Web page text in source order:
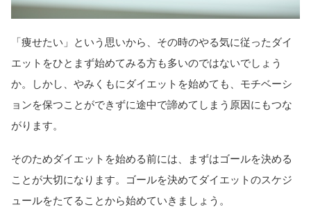
「痩せたい」という思いから、その時のやる気に従ったダイ
エットをひとまず始めてみる方も多いのではないでしょう
か。しかし、やみくもにダイエットを始めても、モチベーシ
ョンを保つことができずに途中で諦めてしまう原因にもつな
がります。
そのためダイエットを始める前には、まずはゴールを決める
ことが大切になります。ゴールを決めてダイエットのスケジ
ュールをたてることから始めていきましょう。